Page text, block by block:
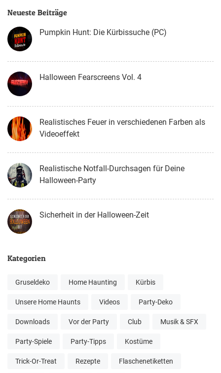
Neueste Beiträge
Pumpkin Hunt: Die Kürbissuche (PC)
Halloween Fearscreens Vol. 4
Realistisches Feuer in verschiedenen Farben als
Videoeffekt
Realistische Notfall-Durchsagen für Deine
Halloween-Party
Sicherheit in der Halloween-Zeit
Kategorien
Gruseldeko Home Haunting Kürbis
Unsere Home Haunts Videos Party-Deko
Downloads Vor der Party Club Musik & SFX
Party-Spiele Party-Tipps Kostüme
Trick-Or-Treat Rezepte Flaschenetiketten